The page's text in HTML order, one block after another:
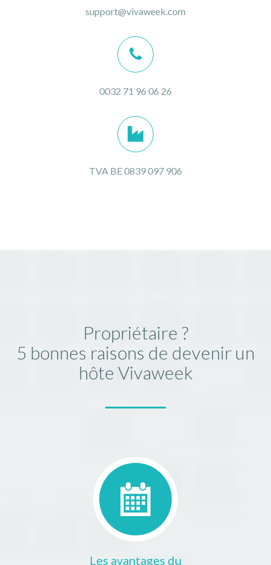
support@vivaweek.com
0032 71 96 06 26
TVA BE 0839 097 906
Propriétaire ?
5 bonnes raisons de devenir un
hôte Vivaweek
Les avantages du